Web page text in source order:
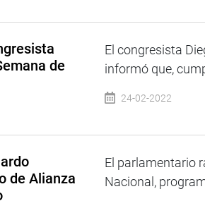
de
El congresista
informó que,
24-02-2022
de Alianza
El parlamentario
Nacional,